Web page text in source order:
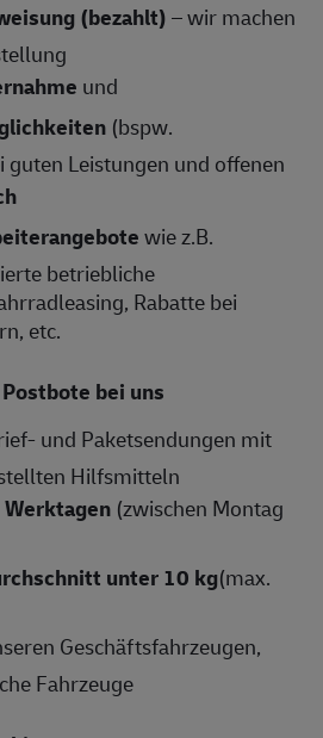
(bezahlt)– wir machen
und
(bspw.
Leistungen und offenen
wie z.B.
betriebliche
Rabatte bei
etc.
bei uns
und Paketsendungen mit
Hilfsmitteln
(zwischen Montag
unter 10 kg(max.
Geschäftsfahrzeugen,
Fahrzeuge